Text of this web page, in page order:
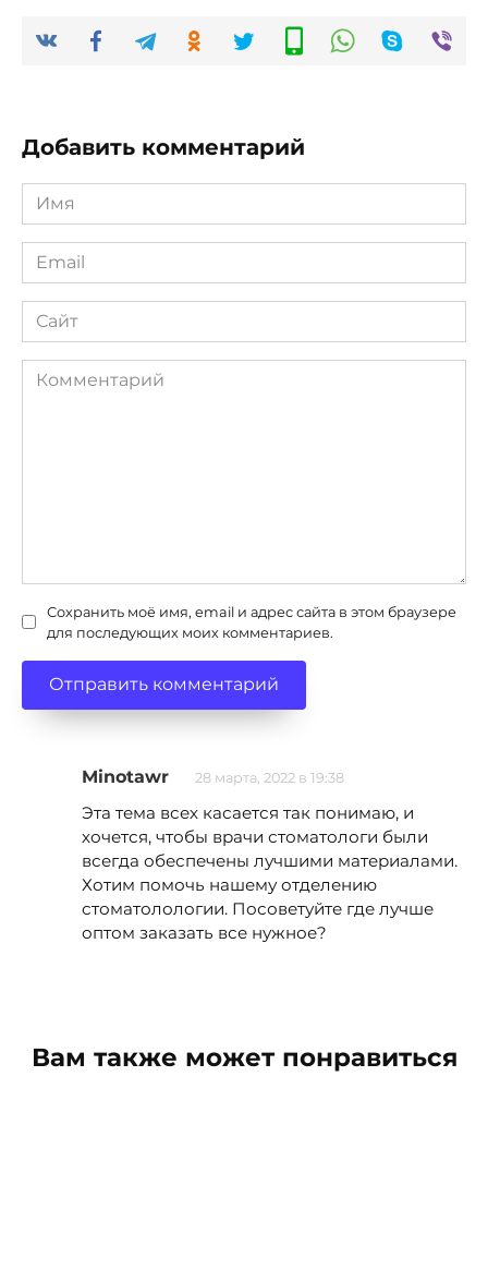
Добавить комментарий
Имя
*
Email
*
Сайт
Комментарий
Сохранить моё имя, email и адрес сайта в этом браузере
для последующих моих комментариев.
Minotawr 28 марта, 2022 в 19:38
Эта тема всех касается так понимаю, и
хочется, чтобы врачи стоматологи были
всегда обеспечены лучшими материалами.
Хотим помочь нашему отделению
стоматолологии. Посоветуйте где лучше
оптом заказать все нужное?
Вам также может понравиться